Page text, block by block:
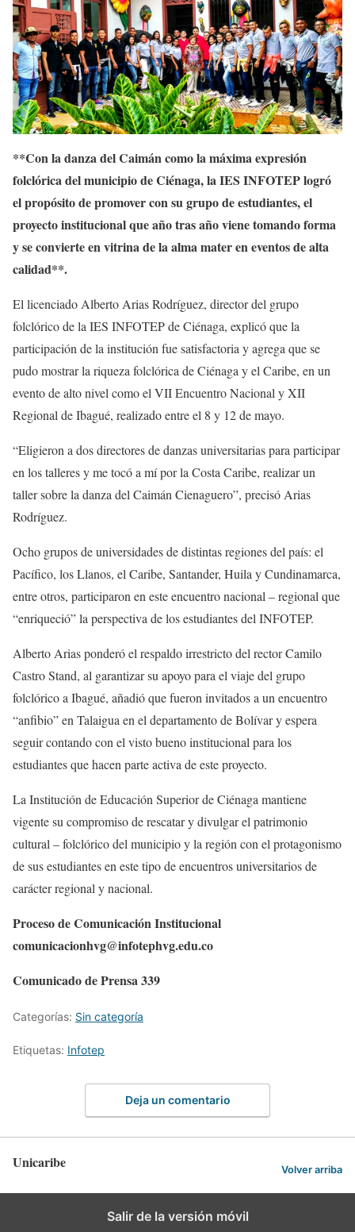
**Con la danza del Caimán como la máxima expresión
folclórica del municipio de Ciénaga, la IES INFOTEP logró
el propósito de promover con su grupo de estudiantes, el
proyecto institucional que año tras año viene tomando forma
y se convierte en vitrina de la alma mater en eventos de alta
calidad**.
El licenciado Alberto Arias Rodríguez, director del grupo
folclórico de la IES INFOTEP de Ciénaga, explicó que la
participación de la institución fue satisfactoria y agrega que se
pudo mostrar la riqueza folclórica de Ciénaga y el Caribe, en un
evento de alto nivel como el VII Encuentro Nacional y XII
Regional de Ibagué, realizado entre el 8 y 12 de mayo.
“Eligieron a dos directores de danzas universitarias para participar
en los talleres y me tocó a mí por la Costa Caribe, realizar un
taller sobre la danza del Caimán Cienaguero”, precisó Arias
Rodríguez.
Ocho grupos de universidades de distintas regiones del país: el
Pacífico, los Llanos, el Caribe, Santander, Huila y Cundinamarca,
entre otros, participaron en este encuentro nacional – regional que
“enriqueció” la perspectiva de los estudiantes del INFOTEP.
Alberto Arias ponderó el respaldo irrestricto del rector Camilo
Castro Stand, al garantizar su apoyo para el viaje del grupo
folclórico a Ibagué, añadió que fueron invitados a un encuentro
“anfibio” en Talaigua en el departamento de Bolívar y espera
seguir contando con el visto bueno institucional para los
estudiantes que hacen parte activa de este proyecto.
La Institución de Educación Superior de Ciénaga mantiene
vigente su compromiso de rescatar y divulgar el patrimonio
cultural – folclórico del municipio y la región con el protagonismo
de sus estudiantes en este tipo de encuentros universitarios de
carácter regional y nacional.
Proceso de Comunicación Institucional
comunicacionhvg@infotephvg.edu.co
Comunicado de Prensa 339
Categorías: Sin categoría
Etiquetas: Infotep
Deja un comentario
Unicaribe Volver arriba
Salir de la versión móvil